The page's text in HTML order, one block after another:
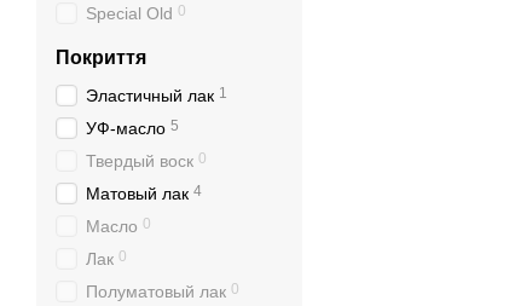
Special Old 0
Покриття
Эластичный лак 1
УФ-масло 5
Твердый воск 0
Матовый лак 4
Масло 0
Лак 0
Полуматовый лак 0